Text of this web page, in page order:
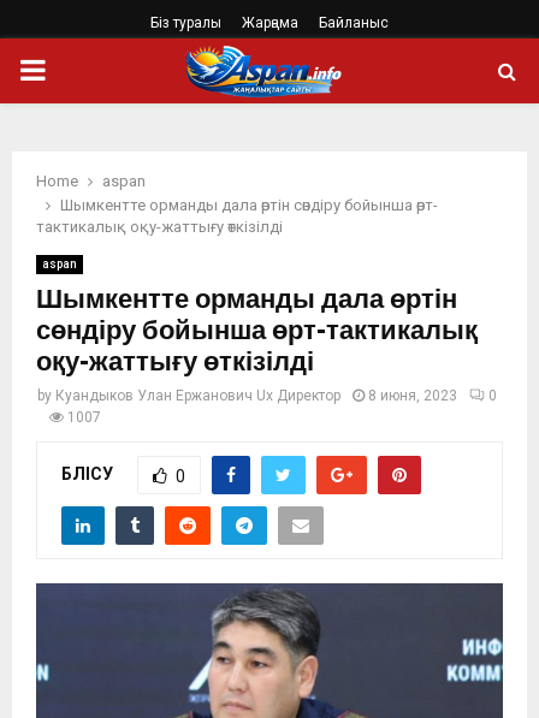
Біз туралы Жарңама Байланыс
PRIMARY
Home
aspan
Шымкентте орманды дала өртін сөндіру бойынша өрт-
тактикалық оқу-жаттығу өткізілді
aspan
Шымкентте орманды дала өртін
сөндіру бойынша өрт-тактикалық
оқу-жаттығу өткізілді
by Куандыков Улан Ержанович Ux Директор 8 июня, 2023
0
1007
БӨЛІСУ 0